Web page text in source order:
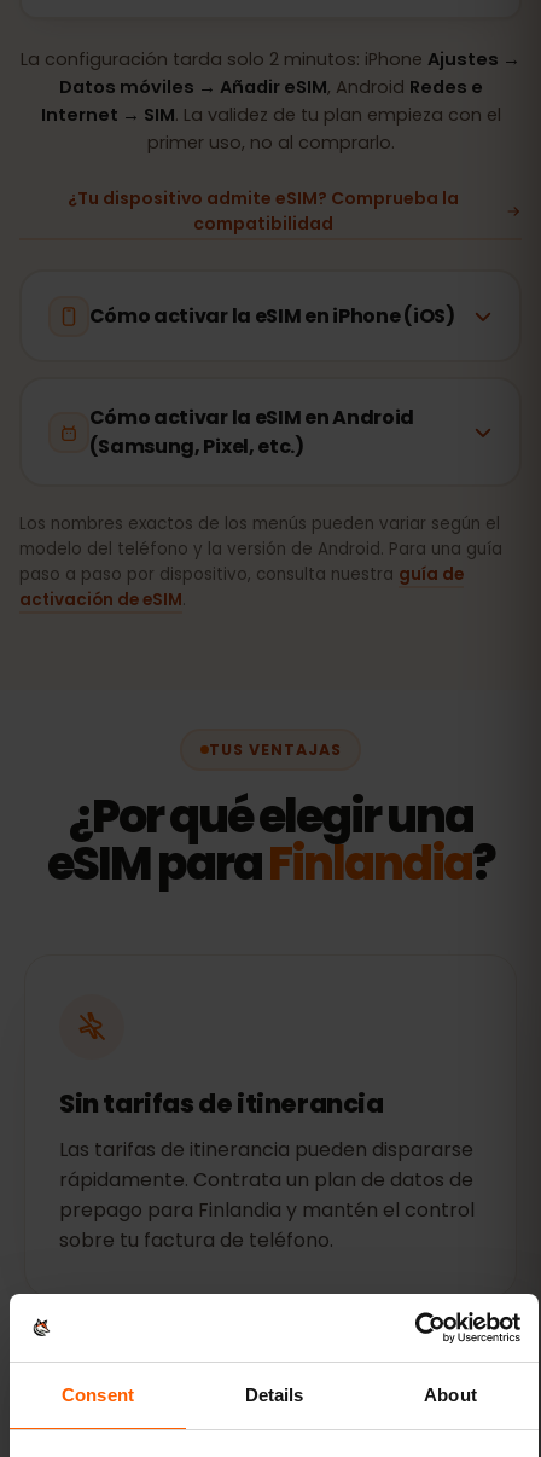
Consent Details About
La configuración tarda solo 2 minutos: iPhone Ajustes →
Datos móviles → Añadir eSIM, Android Redes e
Internet → SIM. La validez de tu plan empieza con el
primer uso, no al comprarlo.
¿Tu dispositivo admite eSIM? Comprueba la
compatibilidad
Cómo activar la eSIM en iPhone (iOS)
Cómo activar la eSIM en Android
(Samsung, Pixel, etc.)
Los nombres exactos de los menús pueden variar según el
modelo del teléfono y la versión de Android. Para una guía
paso a paso por dispositivo, consulta nuestra guía de
activación de eSIM.
TUS VENTAJAS
¿Por qué elegir una
eSIM paraFinlandia?
Sin tarifas de itinerancia
Las tarifas de itinerancia pueden dispararse
rápidamente. Contrata un plan de datos de
prepago para Finlandia y mantén el control
sobre tu factura de teléfono.